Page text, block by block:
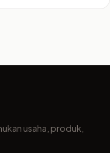
usaha, produk,